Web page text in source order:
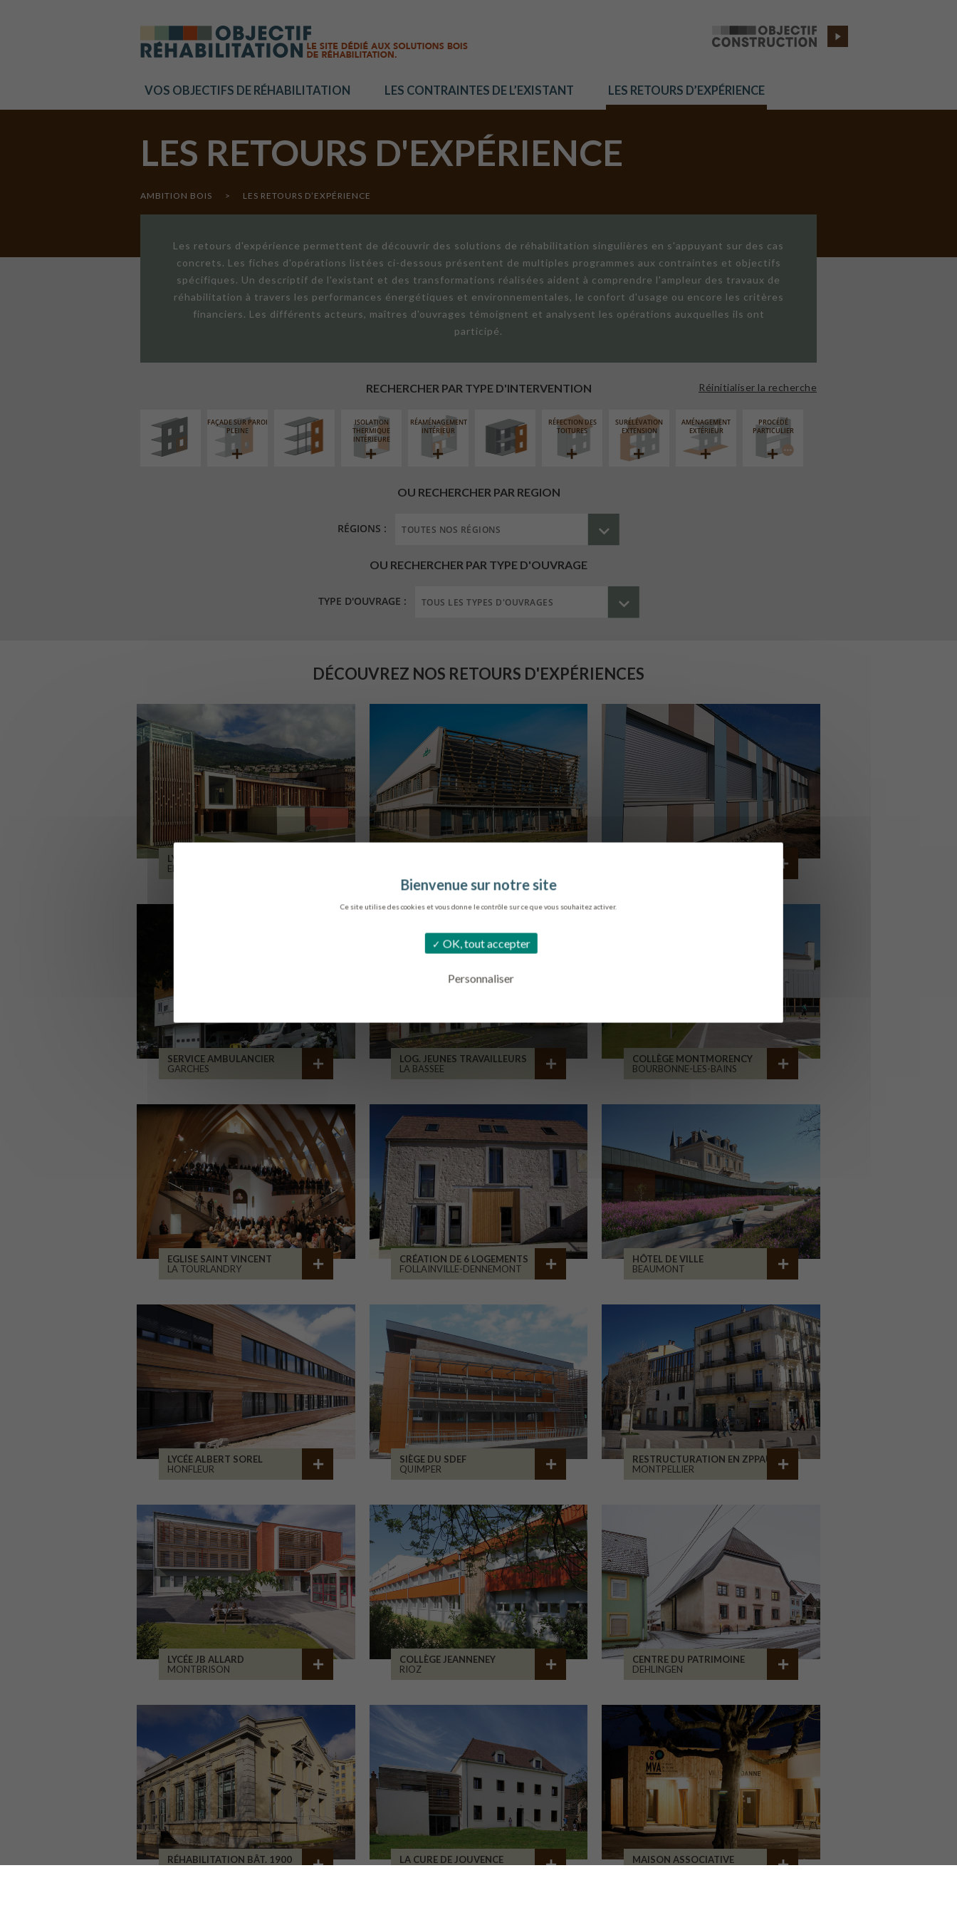
Ce site utilise des cookies et vous donne le contrôle sur ce que vous souhaitez activer.
OK, tout accepter
Personnaliser
VOS OBJECTIFS DE RÉHABILITATION LES CONTRAINTES DE L’EXISTANT LES RETOURS D’EXPÉRIENCE
LES RETOURS D'EXPÉRIENCE
AMBITION BOIS > LES RETOURS D’EXPÉRIENCE
Les retours d'expérience permettent de découvrir des solutions de réhabilitation singulières en s'appuyant sur des cas
concrets. Les fiches d'opérations listées ci-dessous présentent de multiples programmes aux contraintes et objectifs
spécifiques. Un descriptif de l'existant et des transformations réalisées aident à comprendre l'ampleur des travaux de
réhabilitation à travers les performances énergétiques et environnementales, le confort d'usage ou encore les critères
financiers. Les différents acteurs, maîtres d'ouvrages témoignent et analysent les opérations auxquelles ils ont
participé.
RECHERCHER PAR TYPE D'INTERVENTION Réinitialiser la recherche
ISOLATION
FAÇADE SUR PAROI
PLEINE
ISOLATION
THERMIQUE
INTÉRIEURE
RÉAMÉNAGEMENT
INTÉRIEUR
RÉFECTION DES
TOITURES
SURÉLÉVATION
EXTENSION
AMÉNAGEMENT
EXTÉRIEUR
PROCÉDÉ
PARTICULIER
OU RECHERCHER PAR REGION
RÉGIONS :
OU RECHERCHER PAR TYPE D'OUVRAGE
TYPE D'OUVRAGE :
DÉCOUVREZ NOS RETOURS D'EXPÉRIENCES
LYCÉE ALPES ET DURANCE
EMBRUN
SERVICE AMBULANCIER
GARCHES
LOG. JEUNES TRAVAILLEURS
LA BASSEE
COLLÈGE MONTMORENCY
BOURBONNE-LES-BAINS
EGLISE SAINT VINCENT
LA TOURLANDRY
CRÉATION DE 6 LOGEMENTS
FOLLAINVILLE-DENNEMONT
HÔTEL DE VILLE
BEAUMONT
LYCÉE ALBERT SOREL
HONFLEUR
SIÈGE DU SDEF
QUIMPER
RESTRUCTURATION EN ZPPAUP
MONTPELLIER
LYCÉE JB ALLARD
MONTBRISON
COLLÈGE JEANNENEY
RIOZ
CENTRE DU PATRIMOINE
DEHLINGEN
RÉHABILITATION BÂT. 1900
LA CURE DE JOUVENCE
MAISON ASSOCIATIVE